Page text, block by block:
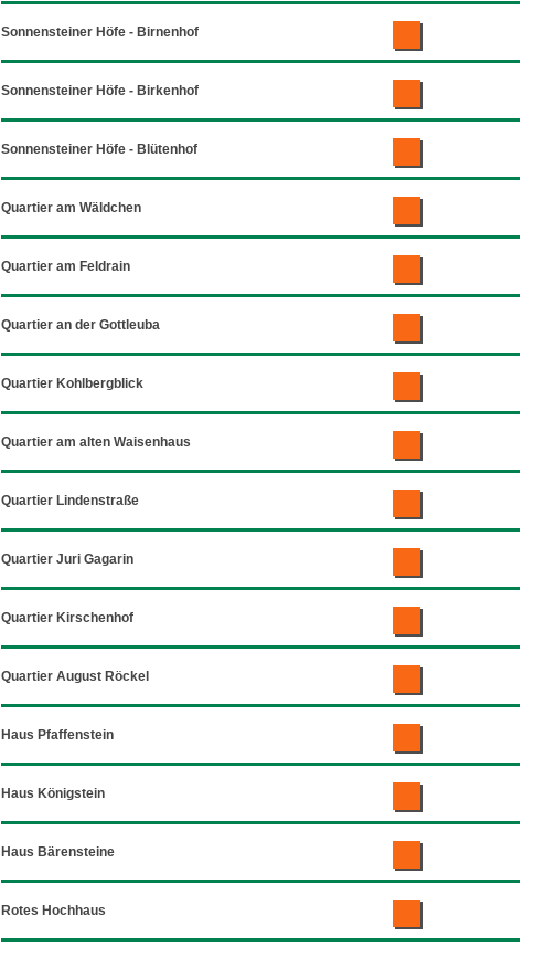
Sonnensteiner Höfe - Birnenhof
Sonnensteiner Höfe - Birkenhof
Sonnensteiner Höfe - Blütenhof
Quartier am Wäldchen
Quartier am Feldrain
Quartier an der Gottleuba
Quartier Kohlbergblick
Quartier am alten Waisenhaus
Quartier Lindenstraße
Quartier Juri Gagarin
Quartier Kirschenhof
Quartier August Röckel
Haus Pfaffenstein
Haus Königstein
Haus Bärensteine
Rotes Hochhaus